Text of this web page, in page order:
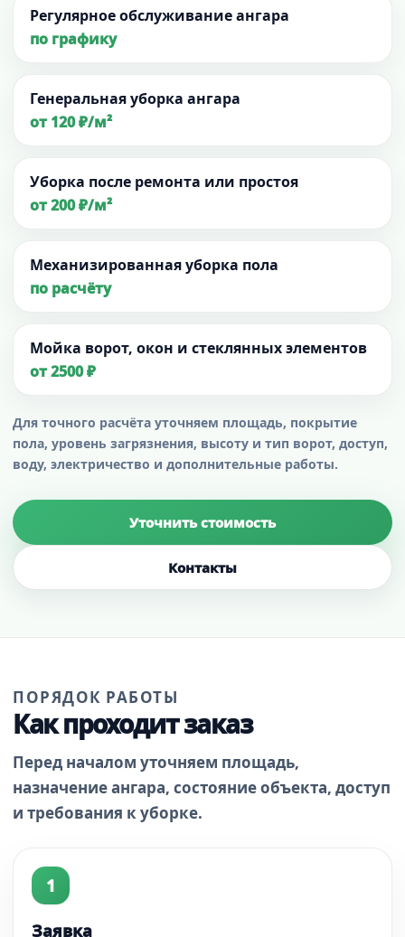
Регулярное обслуживание ангара
по графику
Генеральная уборка ангара
от 120 ₽/м²
Уборка после ремонта или простоя
от 200 ₽/м²
Механизированная уборка пола
по расчёту
Мойка ворот, окон и стеклянных элементов
от 2500 ₽
Для точного расчёта уточняем площадь, покрытие
пола, уровень загрязнения, высоту и тип ворот, доступ,
воду, электричество и дополнительные работы.
Уточнить стоимость
Контакты
ПОРЯДОК РАБОТЫ
Как проходит заказ
Перед началом уточняем площадь,
назначение ангара, состояние объекта, доступ
и требования к уборке.
Заявка